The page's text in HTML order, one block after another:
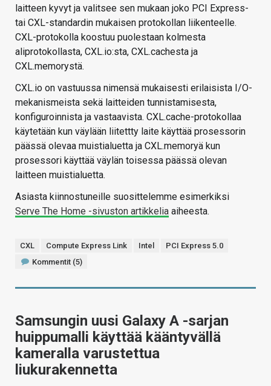
laitteen kyvyt ja valitsee sen mukaan joko PCI Express-
tai CXL-standardin mukaisen protokollan liikenteelle.
CXL-protokolla koostuu puolestaan kolmesta
aliprotokollasta, CXL.io:sta, CXL.cachesta ja
CXL.memorystä.
CXL.io on vastuussa nimensä mukaisesti erilaisista I/O-
mekanismeista sekä laitteiden tunnistamisesta,
konfiguroinnista ja vastaavista. CXL.cache-protokollaa
käytetään kun väylään liitettty laite käyttää prosessorin
päässä olevaa muistialuetta ja CXL.memoryä kun
prosessori käyttää väylän toisessa päässä olevan
laitteen muistialuetta.
Asiasta kiinnostuneille suosittelemme esimerkiksi
Serve The Home -sivuston artikkelia aiheesta.
CXL Compute Express Link Intel
PCI Express 5.0
Kommentit (5)
Samsungin uusi Galaxy A -sarjan
huippumalli käyttää kääntyvällä
kameralla varustettua
liukurakennetta